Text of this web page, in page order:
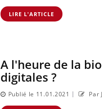
LIRE L'ARTICLE
A l'heure de la
digitales ?
Publié le 11.01.2021 | Par